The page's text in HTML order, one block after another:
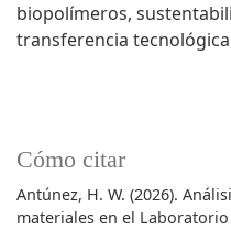
biopolímeros,
transferencia
Cómo citar
Antúnez, H. W. (2026).
materiales en el